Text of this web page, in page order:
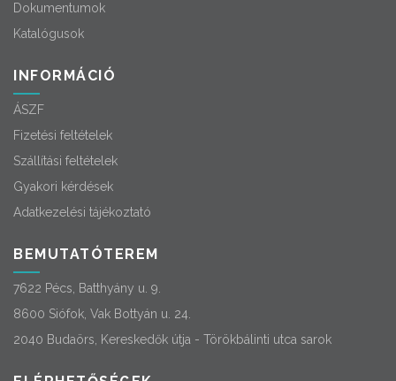
Dokumentumok
Katalógusok
INFORMÁCIÓ
ÁSZF
Fizetési feltételek
Szállítási feltételek
Gyakori kérdések
Adatkezelési tájékoztató
BEMUTATÓTEREM
7622 Pécs, Batthyány u. 9.
8600 Siófok, Vak Bottyán u. 24.
2040 Budaörs, Kereskedők útja - Törökbálinti utca sarok